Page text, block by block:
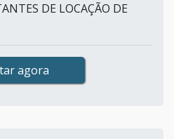
DE LOCAÇÃO DE
agora